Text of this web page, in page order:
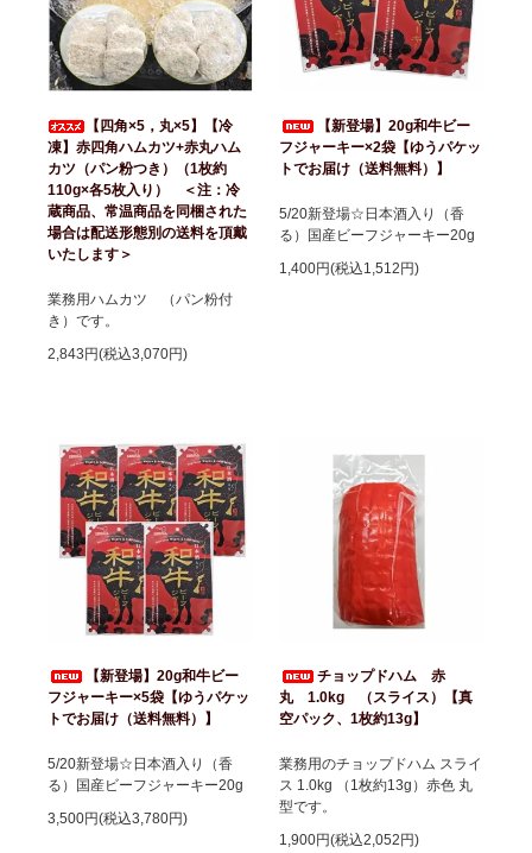
【四角×5，丸×5】【冷
凍】赤四角ハムカツ+赤丸ハム
カツ（パン粉つき）（1枚約
110g×各5枚入り） ＜注：冷
蔵商品、常温商品を同梱された
場合は配送形態別の送料を頂戴
いたします＞
業務用ハムカツ （パン粉付
き）です。
2,843円(税込3,070円)
【新登場】20g和牛ビー
フジャーキー×2袋【ゆうパケッ
トでお届け（送料無料）】
5/20新登場☆日本酒入り（香
る）国産ビーフジャーキー20g
1,400円(税込1,512円)
【新登場】20g和牛ビー
フジャーキー×5袋【ゆうパケッ
トでお届け（送料無料）】
5/20新登場☆日本酒入り（香
る）国産ビーフジャーキー20g
3,500円(税込3,780円)
チョップドハム 赤
丸 1.0kg （スライス）【真
空パック、1枚約13g】
業務用のチョップドハム スライ
ス 1.0kg （1枚約13g）赤色 丸
型です。
1,900円(税込2,052円)